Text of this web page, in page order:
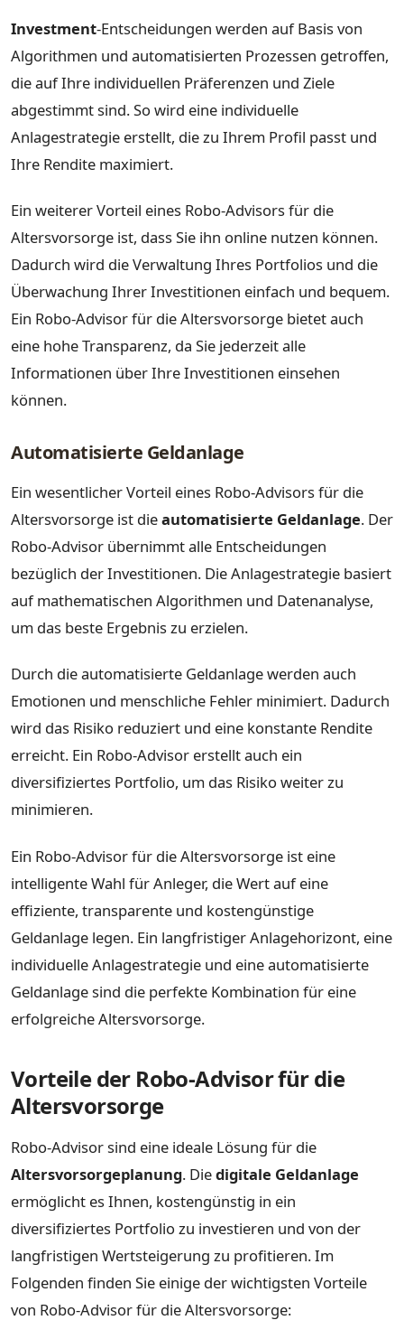
Investment-Entscheidungen werden auf Basis von
Algorithmen und automatisierten Prozessen getroffen,
die auf Ihre individuellen Präferenzen und Ziele
abgestimmt sind. So wird eine individuelle
Anlagestrategie erstellt, die zu Ihrem Profil passt und
Ihre Rendite maximiert.
Ein weiterer Vorteil eines Robo-Advisors für die
Altersvorsorge ist, dass Sie ihn online nutzen können.
Dadurch wird die Verwaltung Ihres Portfolios und die
Überwachung Ihrer Investitionen einfach und bequem.
Ein Robo-Advisor für die Altersvorsorge bietet auch
eine hohe Transparenz, da Sie jederzeit alle
Informationen über Ihre Investitionen einsehen
können.
Automatisierte Geldanlage
Ein wesentlicher Vorteil eines Robo-Advisors für die
Altersvorsorge ist dieautomatisierte Geldanlage. Der
Robo-Advisor übernimmt alle Entscheidungen
bezüglich der Investitionen. Die Anlagestrategie basiert
auf mathematischen Algorithmen und Datenanalyse,
um das beste Ergebnis zu erzielen.
Durch die automatisierte Geldanlage werden auch
Emotionen und menschliche Fehler minimiert. Dadurch
wird das Risiko reduziert und eine konstante Rendite
erreicht. Ein Robo-Advisor erstellt auch ein
diversifiziertes Portfolio, um das Risiko weiter zu
minimieren.
Ein Robo-Advisor für die Altersvorsorge ist eine
intelligente Wahl für Anleger, die Wert auf eine
effiziente, transparente und kostengünstige
Geldanlage legen. Ein langfristiger Anlagehorizont, eine
individuelle Anlagestrategie und eine automatisierte
Geldanlage sind die perfekte Kombination für eine
erfolgreiche Altersvorsorge.
Vorteile der Robo-Advisor für die
Altersvorsorge
Robo-Advisor sind eine ideale Lösung für die
Altersvorsorgeplanung. Diedigitale Geldanlage
ermöglicht es Ihnen, kostengünstig in ein
diversifiziertes Portfolio zu investieren und von der
langfristigen Wertsteigerung zu profitieren. Im
Folgenden finden Sie einige der wichtigsten Vorteile
von Robo-Advisor für die Altersvorsorge: